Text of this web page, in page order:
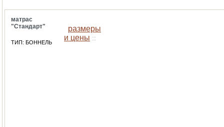
матрас
"Стандарт"
ТИП: БОННЕЛЬ
размеры
и цены ::